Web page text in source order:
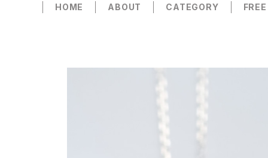
HOME ABOUT CATEGORY